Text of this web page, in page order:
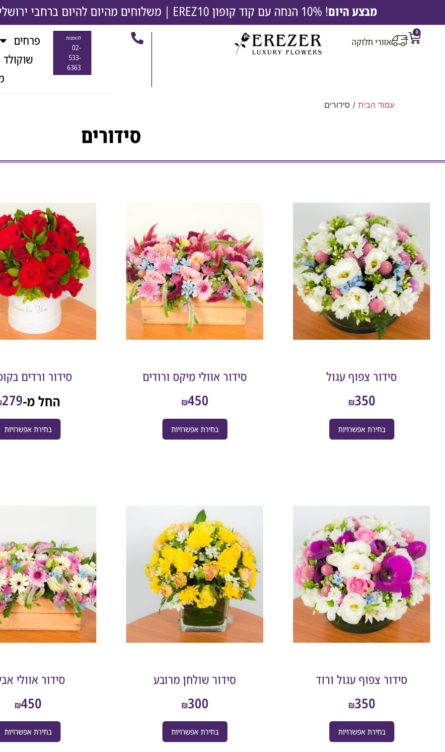
מבצע היום! 10% הנחה עם קוד קופון EREZ10 | משלוחים מהיום להיום ברחבי ירושלים
אזורי חלוקה
0
פרחים
להזמנות
02-
533-
6363
עמוד הבית / סידורים
סידורים
סידור צפוף עגול
₪350
בחירת אפשרויות
סידור אוולי מיקס ורודים
₪450
בחירת אפשרויות
סידור ורדים
החל מ-279
בחירת אפשרויות
סידור צפוף עגול ורוד
₪350
בחירת אפשרויות
סידור שולחן מרובע
₪300
בחירת אפשרויות
סידור אוולי
₪450
בחירת אפשרויות